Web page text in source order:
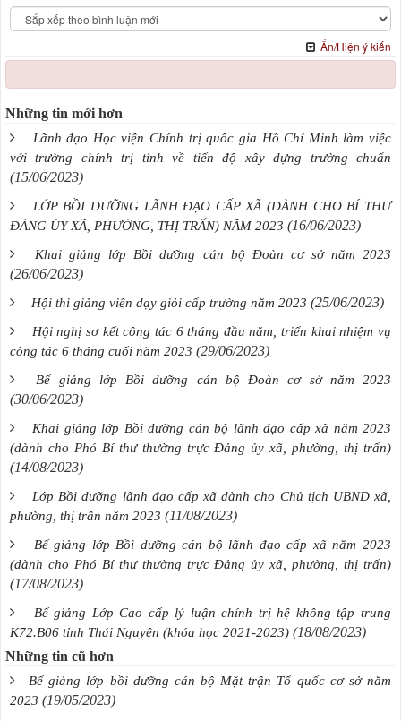
Ẩn/Hiện ý kiến
Những tin mới hơn
Lãnh đạo Học viện Chính trị quốc gia Hồ Chí Minh làm việc
với trường chính trị tỉnh về tiến độ xây dựng trường chuẩn
(15/06/2023)
LỚP BỒI DƯỠNG LÃNH ĐẠO CẤP XÃ (DÀNH CHO BÍ THƯ
ĐẢNG ỦY XÃ, PHƯỜNG, THỊ TRẤN) NĂM 2023 (16/06/2023)
Khai giảng lớp Bồi dưỡng cán bộ Đoàn cơ sở năm 2023
(26/06/2023)
Hội thi giảng viên dạy giỏi cấp trường năm 2023 (25/06/2023)
Hội nghị sơ kết công tác 6 tháng đầu năm, triển khai nhiệm vụ
công tác 6 tháng cuối năm 2023 (29/06/2023)
Bế giảng lớp Bồi dưỡng cán bộ Đoàn cơ sở năm 2023
(30/06/2023)
Khai giảng lớp Bồi dưỡng cán bộ lãnh đạo cấp xã năm 2023
(dành cho Phó Bí thư thường trực Đảng ủy xã, phường, thị trấn)
(14/08/2023)
Lớp Bồi dưỡng lãnh đạo cấp xã dành cho Chủ tịch UBND xã,
phường, thị trấn năm 2023 (11/08/2023)
Bế giảng lớp Bồi dưỡng cán bộ lãnh đạo cấp xã năm 2023
(dành cho Phó Bí thư thường trực Đảng ủy xã, phường, thị trấn)
(17/08/2023)
Bế giảng Lớp Cao cấp lý luận chính trị hệ không tập trung
K72.B06 tỉnh Thái Nguyên (khóa học 2021-2023) (18/08/2023)
Những tin cũ hơn
Bế giảng lớp bồi dưỡng cán bộ Mặt trận Tổ quốc cơ sở năm
2023 (19/05/2023)